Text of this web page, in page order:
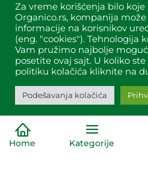
Blog
Naši
Za vreme korišćenja bilo
Organico.rs, kompanija
informacije na korisnikov
(eng. "cookies"). Tehnologija
Vam pružimo najbolje
posetite ovaj sajt. U koliko
politiku kolačića kliknite na
Podešavanja kolačića
Home Kategorije